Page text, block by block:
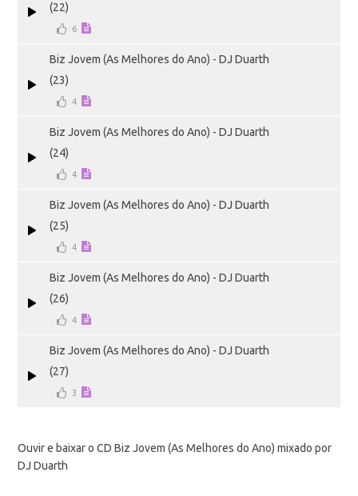
(22)
6
Biz Jovem (As Melhores do Ano) - DJ Duarth
(23)
4
Biz Jovem (As Melhores do Ano) - DJ Duarth
(24)
4
Biz Jovem (As Melhores do Ano) - DJ Duarth
(25)
4
Biz Jovem (As Melhores do Ano) - DJ Duarth
(26)
4
Biz Jovem (As Melhores do Ano) - DJ Duarth
(27)
3
Ouvir e baixar o CD Biz Jovem (As Melhores do Ano) mixado por
DJ Duarth